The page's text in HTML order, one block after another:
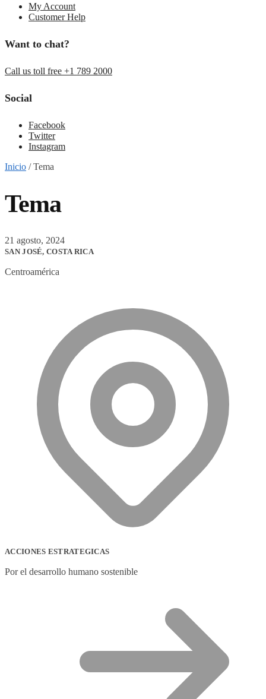
My Account
Customer Help
Want to chat?
Call us toll free +1 789 2000
Social
Facebook
Twitter
Instagram
Inicio /Tema
Tema
21 agosto, 2024
SAN JOSÉ, COSTA RICA
Centroamérica
ACCIONES ESTRATEGICAS
Por el desarrollo humano sostenible